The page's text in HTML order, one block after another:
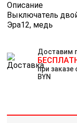
Описание
Выключатель
Эра12, медь
Доставим
при заказе
BYN